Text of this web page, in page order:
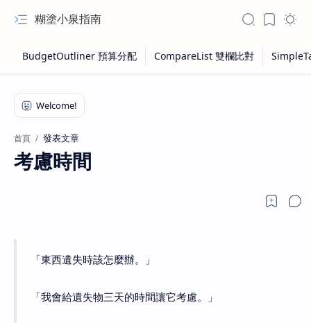
糊塗小泉指南
首頁 發表文章
考慮時間
「東西遺失時該怎麼辦。」
「我會給遺失物三天的時間讓它考慮。」